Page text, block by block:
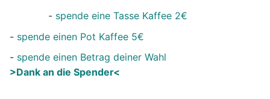
- spende eine Tasse Kaffee 2€
- spende einen Pot Kaffee 5€
- spende einen Betrag deiner Wahl
>Dank an die Spender<